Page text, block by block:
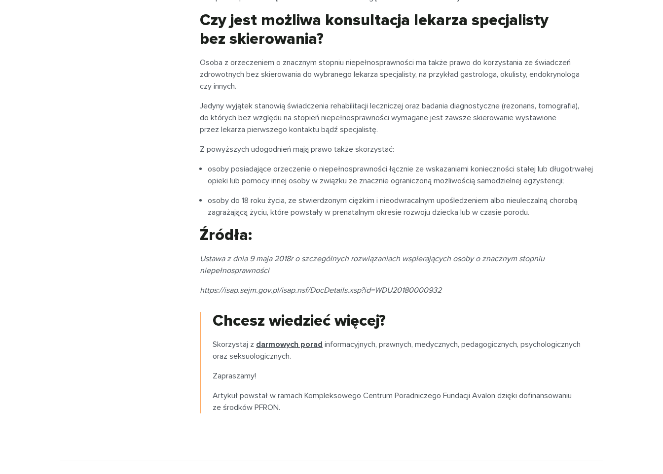
Czy jest możliwa konsultacja lekarza specjalisty
bez skierowania?
Osoba z orzeczeniem o znacznym stopniu niepełnosprawności ma także prawo do korzystania ze świadczeń
zdrowotnych bez skierowania do wybranego lekarza specjalisty, na przykład gastrologa, okulisty, endokrynologa
czy innych.
Jedyny wyjątek stanowią świadczenia rehabilitacji leczniczej oraz badania diagnostyczne (rezonans, tomografia),
do których bez względu na stopień niepełnosprawności wymagane jest zawsze skierowanie wystawione
przez lekarza pierwszego kontaktu bądź specjalistę.
Z powyższych udogodnień mają prawo także skorzystać:
osoby posiadające orzeczenie o niepełnosprawności łącznie ze wskazaniami konieczności stałej lub długotrwałej
opieki lub pomocy innej osoby w związku ze znacznie ograniczoną możliwością samodzielnej egzystencji;
osoby do 18 roku życia, ze stwierdzonym ciężkim i nieodwracalnym upośledzeniem albo nieuleczalną chorobą
zagrażającą życiu, które powstały w prenatalnym okresie rozwoju dziecka lub w czasie porodu.
Źródła:
Ustawa z dnia 9 maja 2018r o szczególnych rozwiązaniach wspierających osoby o znacznym stopniu
niepełnosprawności
https://isap.sejm.gov.pl/isap.nsf/DocDetails.xsp?id=WDU20180000932
Chcesz wiedzieć więcej?
Skorzystaj z darmowych porad informacyjnych, prawnych, medycznych, pedagogicznych, psychologicznych
oraz seksuologicznych.
Zapraszamy!
Artykuł powstał w ramach Kompleksowego Centrum Poradniczego Fundacji Avalon dzięki dofinansowaniu
ze środków PFRON.